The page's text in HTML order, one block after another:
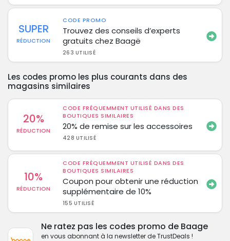
SUPER
RÉDUCTION
CODE PROMO
Trouvez des conseils d’experts
gratuits chez Baagë
263 UTILISÉ
Les codes promo les plus courants dans des
magasins similaires
20%
RÉDUCTION
CODE FRÉQUEMMENT UTILISÉ DANS DES
BOUTIQUES SIMILAIRES
20% de remise sur les accessoires
428 UTILISÉ
10%
RÉDUCTION
CODE FRÉQUEMMENT UTILISÉ DANS DES
BOUTIQUES SIMILAIRES
Coupon pour obtenir une réduction
supplémentaire de 10%
155 UTILISÉ
Ne ratez pas les codes promo de Baage
en vous abonnant à la newsletter de TrustDeals !